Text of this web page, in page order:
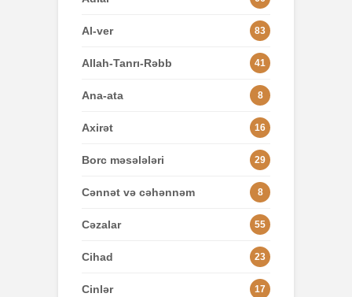
Al-ver 83
Allah-Tanrı-Rəbb 41
Ana-ata 8
Axirət 16
Borc məsələləri 29
Cənnət və cəhənnəm 8
Cəzalar 55
Cihad 23
Cinlər 17